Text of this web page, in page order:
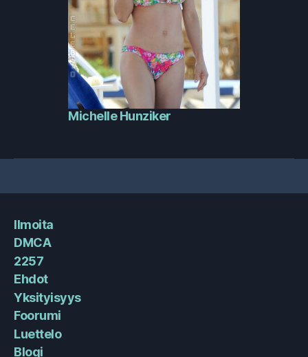
Michelle Hunziker
Ilmoita
DMCA
2257
Ehdot
Yksityisyys
Foorumi
Luettelo
Blogi